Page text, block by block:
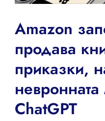
Amazon
продава
приказки,
ChatGPT